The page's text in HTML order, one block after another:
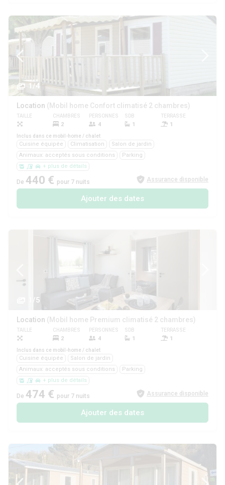
1/4
Location (Mobil home Confort climatisé 2 chambres)
TAILLE CHAMBRES
2
PERSONNES
4
SDB
1
TERRASSE
1
Inclus dans ce mobil-home / chalet
Cuisine équipée Climatisation
Salon de jardin
Animaux: acceptés sous conditions
Parking
+ plus de détails
De 440 € pour 7 nuits Assurance disponible
Ajouter des dates
1/5
Location (Mobil home Premium climatisé 2 chambres)
TAILLE CHAMBRES
2
PERSONNES
4
SDB
1
TERRASSE
1
Inclus dans ce mobil-home / chalet
Cuisine équipée
Salon de jardin
Animaux: acceptés sous conditions
Parking
+ plus de détails
De 474 € pour 7 nuits Assurance disponible
Ajouter des dates